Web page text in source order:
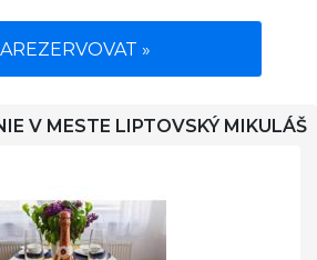
»
V MESTE LIPTOVSKÝ MIKULÁŠ